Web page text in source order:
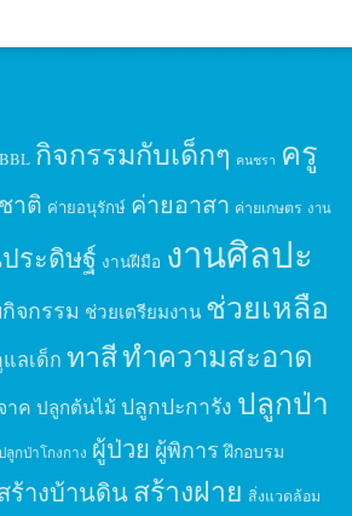
กิจกรรมกับเด็กๆ คนชรา ครู
าติ ค่ายอนุรักษ์ ค่ายอาสา ค่ายเกษตร งาน
ระดิษฐ์ งานฝีมือ งานศิลปะ
จกรรม ช่วยเตรียมงาน ช่วยเหลือ
ลเด็ก ทาสีทำความสะอาด
าค ปลูกต้นไม้ ปลูกปะการัง ปลูกป่า
ลูกป่าโกงกาง ผู้ป่วย ผู้พิการ ฝึกอบรม
ร้างบ้านดินสร้างฝาย สิ่งแวดล้อม